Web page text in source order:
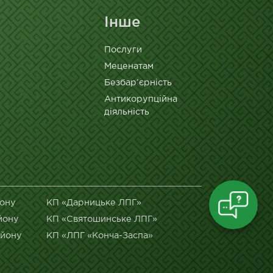
Інше
Послуги
Меценатам
Безбар’єрність
Антикорупційна
діяльність
КП «Дарницьке ЛПГ»
КП «Святошинське ЛПГ»
КП «ЛПГ «Конча-Заспа»